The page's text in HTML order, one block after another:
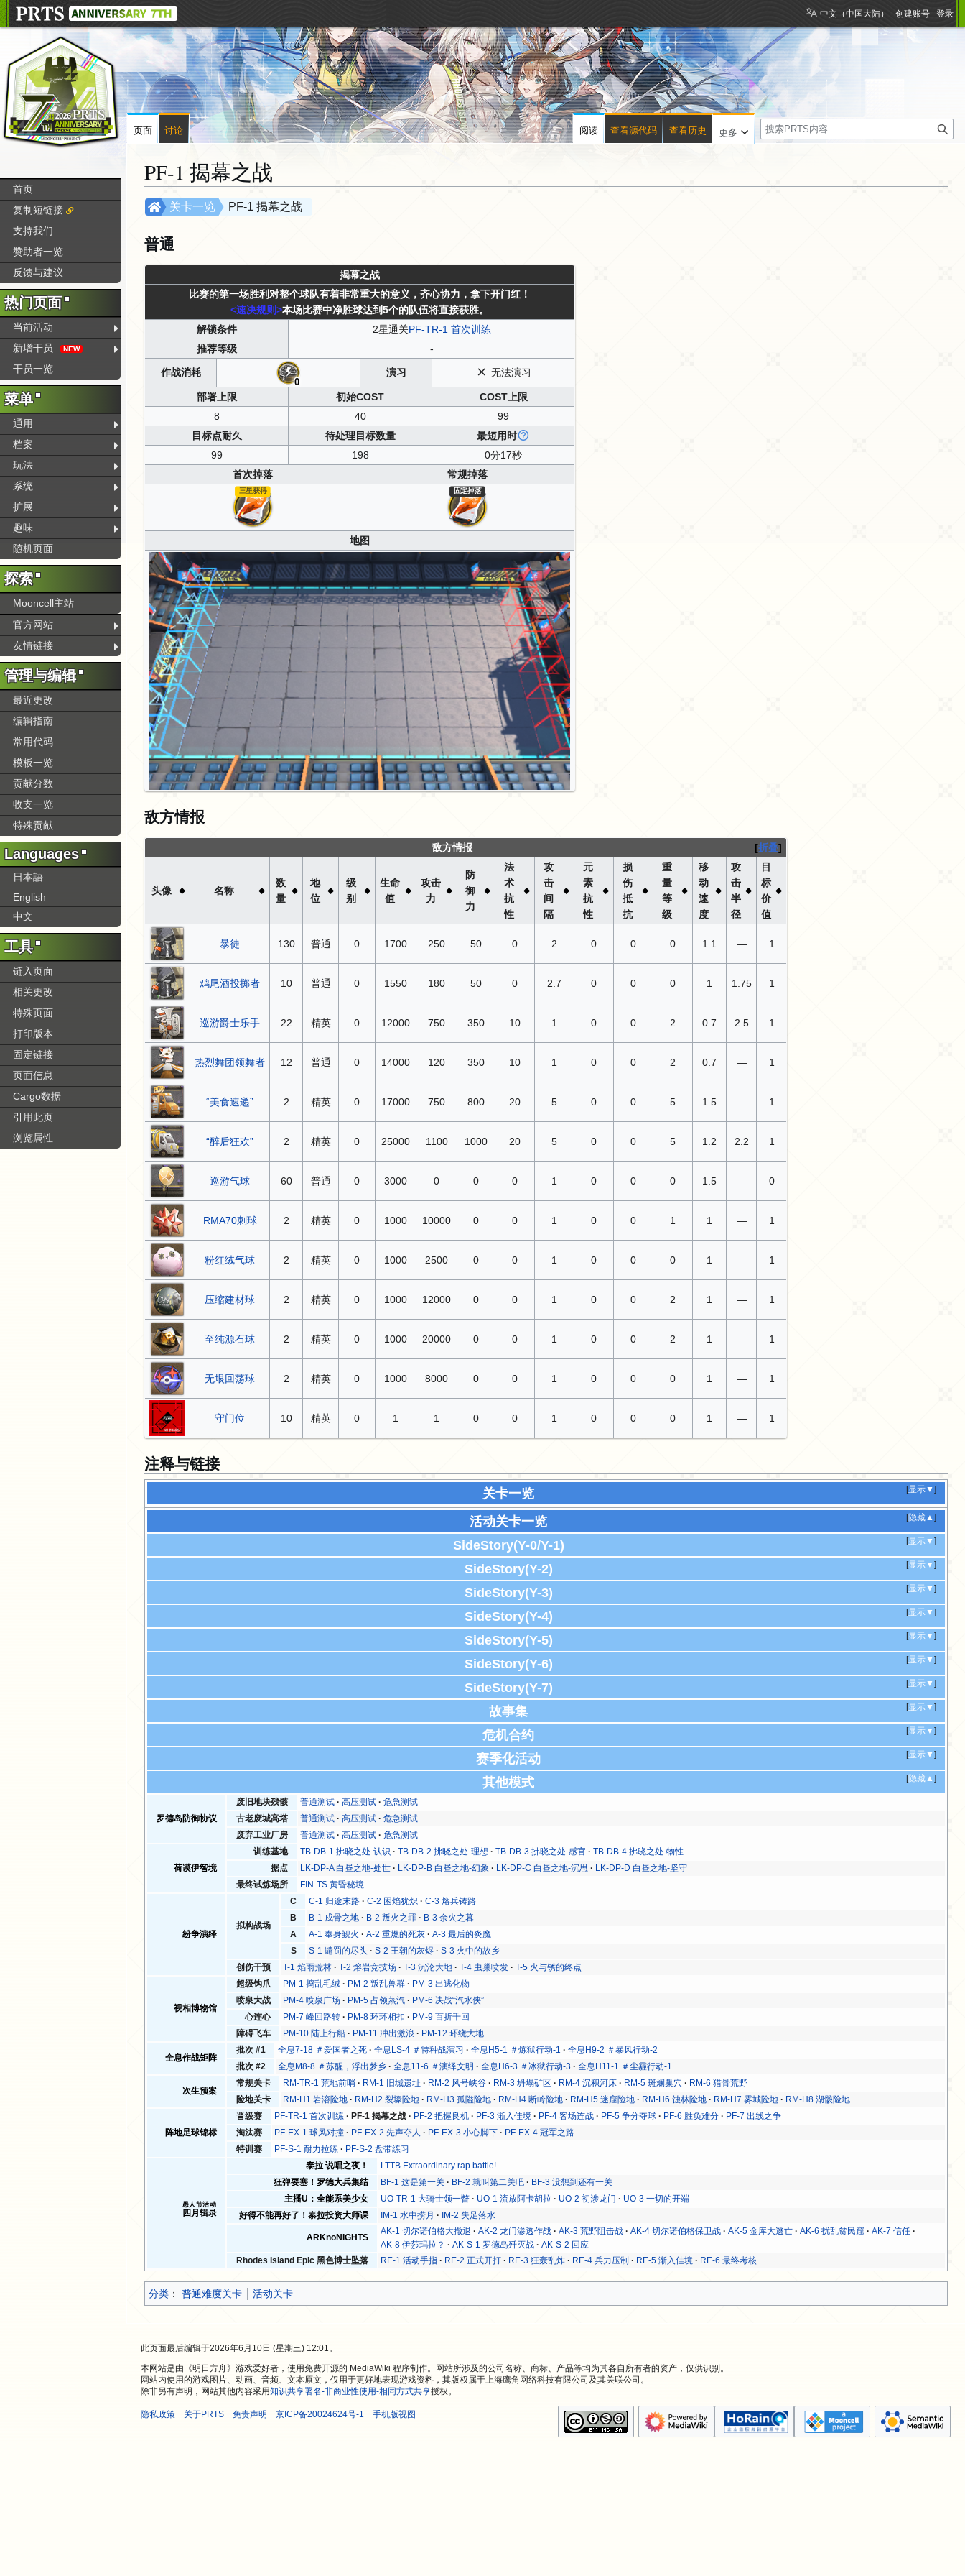
PF-1 揭幕之战
跳
到
导
航
跳
到
搜
索
PF-1 揭幕之战
关卡一览
普通
揭幕之战
比赛的第一场胜利对整个球队有着非常重大的意义，齐心协力，拿下开门红！
<速决规则>本场比赛中净胜球达到5个的队伍将直接获胜。
解锁条件
2星通关PF-TR-1 首次训练
推荐等级
-
作战消耗
0
演习 无法演习
部署上限 初始COST
COST上限
8
40
99
目标点耐久
待处理目标数量
最短用时
99
198
0分17秒
首次掉落
常规掉落
三星获得 固定掉落
地图
敌方情报
折叠
敌方情报
头像 名称
数
量
地
位
级
别
生命
值
攻击
力
防
御
力
法
术
抗
性
攻
击
间
隔
元
素
抗
性
损
伤
抵
抗
重
量
等
级
移
动
速
度
攻
击
半
径
目
标
价
值
暴徒 130 普通 0 1700 250 50 0 2 0 0 0 1.1 — 1
鸡尾酒投掷者 10 普通 0 1550 180 50 0 2.7 0 0 0 1 1.75 1
巡游爵士乐手 22 精英 0 12000 750 350 10 1 0 0 2 0.7 2.5 1
热烈舞团领舞者 12 普通 0 14000 120 350 10 1 0 0 2 0.7 — 1
“美食速递” 2 精英 0 17000 750 800 20 5 0 0 5 1.5 — 1
“醉后狂欢” 2 精英 0 25000 1100 1000 20 5 0 0 5 1.2 2.2 1
巡游气球 60 普通 0 3000 0 0 0 1 0 0 0 1.5 — 0
RMA70刺球 2 精英 0 1000 10000 0 0 1 0 0 1 1 — 1
粉红绒气球 2 精英 0 1000 2500 0 0 1 0 0 0 1 — 1
压缩建材球 2 精英 0 1000 12000 0 0 1 0 0 2 1 — 1
至纯源石球 2 精英 0 1000 20000 0 0 1 0 0 2 1 — 1
无垠回荡球 2 精英 0 1000 8000 0 0 1 0 0 0 1 — 1
守门位 10 精英 0 1 1 0 0 1 0 0 0 1 — 1
注释与链接
[显示▼]
关卡一览
[隐藏▲]
活动关卡一览
[显示▼]
SideStory(Y-0/Y-1)
[显示▼]
SideStory(Y-2)
[显示▼]
SideStory(Y-3)
[显示▼]
SideStory(Y-4)
[显示▼]
SideStory(Y-5)
[显示▼]
SideStory(Y-6)
[显示▼]
SideStory(Y-7)
[显示▼]
故事集
[显示▼]
危机合约
[显示▼]
赛季化活动
[隐藏▲]
其他模式
罗德岛防御协议
废旧地块残骸 普通测试 高压测试
危急测试
古老废城高塔
普通测试 高压测试
危急测试
废弃工业厂房
普通测试 高压测试 危急测试
荷谟伊智境
训练基地 TB-DB-1 拂晓之处-认识 TB-DB-2 拂晓之处-理想 TB-DB-3 拂晓之处-感官
TB-DB-4 拂晓之处-物性
据点
LK-DP-A 白昼之地-处世 LK-DP-B 白昼之地-幻象 LK-DP-C 白昼之地-沉思
LK-DP-D 白昼之地-坚守
最终试炼场所
FIN-TS 黄昏秘境
纷争演绎
拟构战场
C C-1 归途末路 C-2 困焰犹炽
C-3 熔兵铸路
B
B-1 戍骨之地 B-2 叛火之罪
B-3 余火之暮
A
A-1 奉身觐火 A-2 重燃的死灰
A-3 最后的炎魔
S
S-1 谴罚的尽头 S-2 王朝的灰烬
S-3 火中的故乡
创伤干预
T-1 焰雨荒林 T-2 熔岩竞技场 T-3 沉沦大地 T-4 虫巢喷发 T-5 火与锈的终点
视相博物馆
超级钩爪 PM-1 捣乱毛绒 PM-2 叛乱兽群
PM-3 出逃化物
喷泉大战
PM-4 喷泉广场 PM-5 占领蒸汽
PM-6 决战“汽水侠”
心连心
PM-7 峰回路转 PM-8 环环相扣
PM-9 百折千回
障碍飞车
PM-10 陆上行船 PM-11 冲出激浪 PM-12 环绕大地
全息作战矩阵
批次 #1 全息7-18 ＃爱国者之死 全息LS-4 ＃特种战演习 全息H5-1 ＃炼狱行动-1
全息H9-2 ＃暴风行动-2
批次 #2
全息M8-8 ＃苏醒，浮出梦乡 全息11-6 ＃演绎文明 全息H6-3 ＃冰狱行动-3 全息H11-1 ＃尘霾行动-1
次生预案
常规关卡 RM-TR-1 荒地前哨 RM-1 旧城遗址 RM-2 风号峡谷 RM-3 坍塌矿区 RM-4 沉积河床 RM-5 斑斓巢穴
RM-6 猎骨荒野
险地关卡
RM-H1 岩溶险地 RM-H2 裂壕险地 RM-H3 孤隘险地 RM-H4 断岭险地 RM-H5 迷窟险地 RM-H6 蚀林险地 RM-H7 雾城险地 RM-H8 湖骸险地
阵地足球锦标
晋级赛 PF-TR-1 首次训练 PF-1 揭幕之战 PF-2 把握良机 PF-3 渐入佳境 PF-4 客场连战 PF-5 争分夺球 PF-6 胜负难分
PF-7 出线之争
淘汰赛
PF-EX-1 球风对撞 PF-EX-2 先声夺人 PF-EX-3 小心脚下
PF-EX-4 冠军之路
特训赛
PF-S-1 耐力拉练 PF-S-2 盘带练习
四月辑录
愚人节活动
泰拉 说唱之夜！
LTTB Extraordinary rap battle!
狂弹要塞！罗德大兵集结
BF-1 这是第一关 BF-2 就叫第二关吧
BF-3 没想到还有一关
主播U：全能系美少女
UO-TR-1 大骑士领一瞥 UO-1 流放阿卡胡拉 UO-2 初涉龙门
UO-3 一切的开端
好得不能再好了！泰拉投资大师课
IM-1 水中捞月 IM-2 失足落水
ARKnoNIGHTS
AK-1 切尔诺伯格大撤退 AK-2 龙门渗透作战 AK-3 荒野阻击战 AK-4 切尔诺伯格保卫战 AK-5 金库大逃亡 AK-6 扰乱贫民窟
AK-7 信任
AK-8 伊莎玛拉？
AK-S-1 罗德岛歼灭战
AK-S-2 回应
Rhodes Island Epic 黑色博士坠落
RE-1 活动手指 RE-2 正式开打 RE-3 狂轰乱炸 RE-4 兵力压制 RE-5 渐入佳境 RE-6 最终考核
分类 ：​ 普通难度关卡 活动关卡
中文（中国大陆） 创建账号 登录
页面 讨论 阅读 查看源代码 查看历史 更多
搜
索
首页
复制短链接
支持我们
赞助者一览
反馈与建议
热门页面
当前活动
新增干员
NEW
干员一览
菜单
通用
档案
玩法
系统
扩展
趣味
随机页面
探索
Mooncell主站
官方网站
友情链接
管理与编辑
最近更改
编辑指南
常用代码
模板一览
贡献分数
收支一览
特殊贡献
Languages
日本語
English
中文
工具
链入页面
相关更改
特殊页面
打印版本
固定链接
页面信息
Cargo数据
引用此页
浏览属性
此页面最后编辑于2026年6月10日 (星期三) 12:01。
本网站是由《明日方舟》游戏爱好者，使用免费开源的 MediaWiki 程序制作。网站所涉及的公司名称、商标、产品等均为其各自所有者的资产，仅供识别。
网站内使用的游戏图片、动画、音频、文本原文，仅用于更好地表现游戏资料，其版权属于上海鹰角网络科技有限公司及其关联公司。
除非另有声明，网站其他内容采用知识共享署名-非商业性使用-相同方式共享授权。
隐私政策 关于PRTS 免责声明 京ICP备20024624号-1 手机版视图